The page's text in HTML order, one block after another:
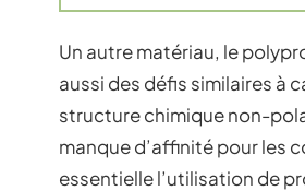
Un autre matériau, le
aussi des défis similaires à
structure chimique non-
manque d’affinité pour les
essentielle l’utilisation de